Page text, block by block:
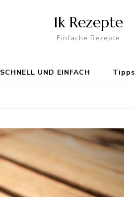
1k Rezepte
Einfache Rezepte
SCHNELL UND EINFACH Tipps